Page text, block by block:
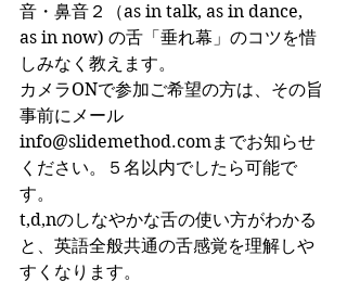
音・鼻音２（as in talk, as in dance,
as in now) の舌「垂れ幕」のコツを惜
しみなく教えます。
カメラONで参加ご希望の方は、その旨
事前にメール
info@slidemethod.comまでお知らせ
ください。５名以内でしたら可能で
す。
t,d,nのしなやかな舌の使い方がわかる
と、英語全般共通の舌感覚を理解しや
すくなります。